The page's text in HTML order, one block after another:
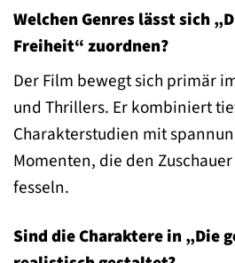
Welchen Genres lässt sich
Freiheit“ zuordnen?
Der Film bewegt sich primär
und Thrillers. Er kombiniert
Charakterstudien mit
Momenten, die den
fesseln.
Sind die Charaktere in „Die